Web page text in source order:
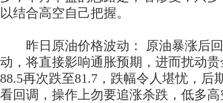
以结合高空自己把握。
昨日原油价格波动： 原油暴涨后回
动，将直接影响通胀预期，进而扰动
88.5再次跌至81.7，跌幅令人堪忧，后
看回调，操作上勿要追涨杀跌，低多